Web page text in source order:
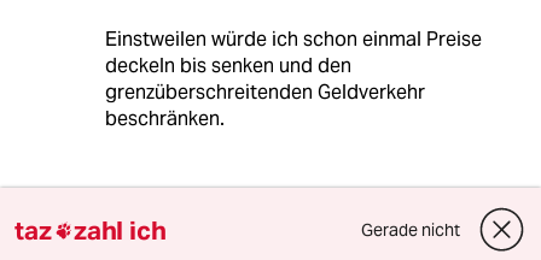
Einstweilen würde ich schon einmal Preise
deckeln bis senken und den
grenzüberschreitenden Geldverkehr
beschränken.
18.04.2021
taz zahl ich Gerade nicht